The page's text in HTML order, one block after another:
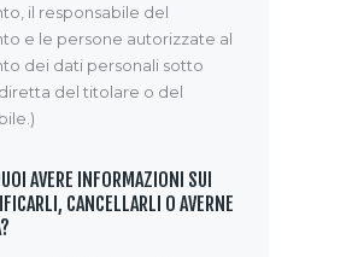
il responsabile del
e le persone autorizzate al
dei dati personali sotto
del titolare o del
AVERE INFORMAZIONI SUI
CANCELLARLI O AVERNE